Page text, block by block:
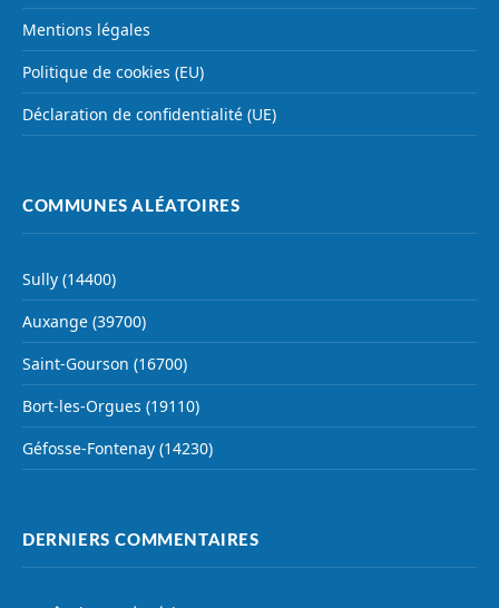
Mentions légales
Politique de cookies (EU)
Déclaration de confidentialité (UE)
COMMUNES ALÉATOIRES
Sully (14400)
Auxange (39700)
Saint-Gourson (16700)
Bort-les-Orgues (19110)
Géfosse-Fontenay (14230)
DERNIERS COMMENTAIRES